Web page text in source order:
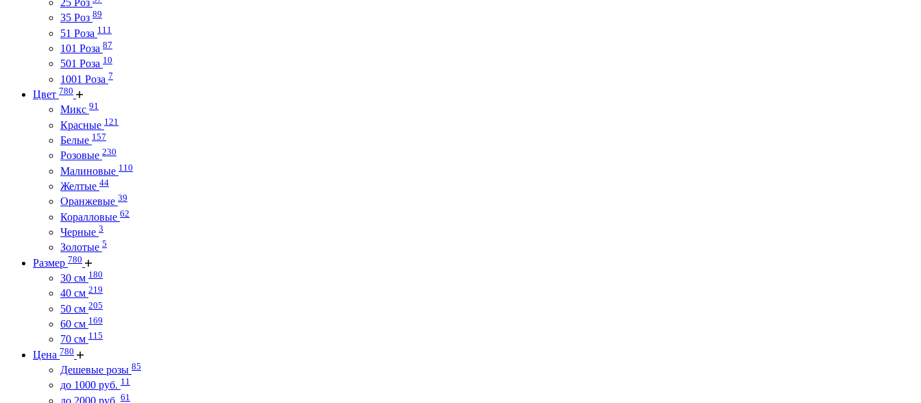
25 Роз
35 Роз 89
51 Роза 111
101 Роза 87
501 Роза 10
1001 Роза 7
Цвет 780
Микс 91
Красные 121
Белые 157
Розовые 230
Малиновые 110
Желтые 44
Оранжевые 39
Коралловые 62
Черные 3
Золотые 5
Размер 780
30 см 180
40 см 219
50 см 205
60 см 169
70 см 115
Цена 780
Дешевые розы 85
до 1000 руб. 11
до 2000 руб. 61